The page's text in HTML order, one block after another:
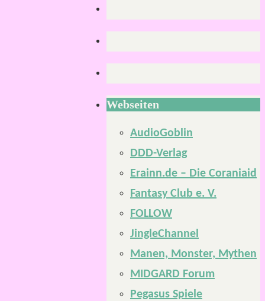
Webseiten
AudioGoblin
DDD-Verlag
Erainn.de – Die Coraniaid
Fantasy Club e. V.
FOLLOW
JingleChannel
Manen, Monster, Mythen
MIDGARD Forum
Pegasus Spiele